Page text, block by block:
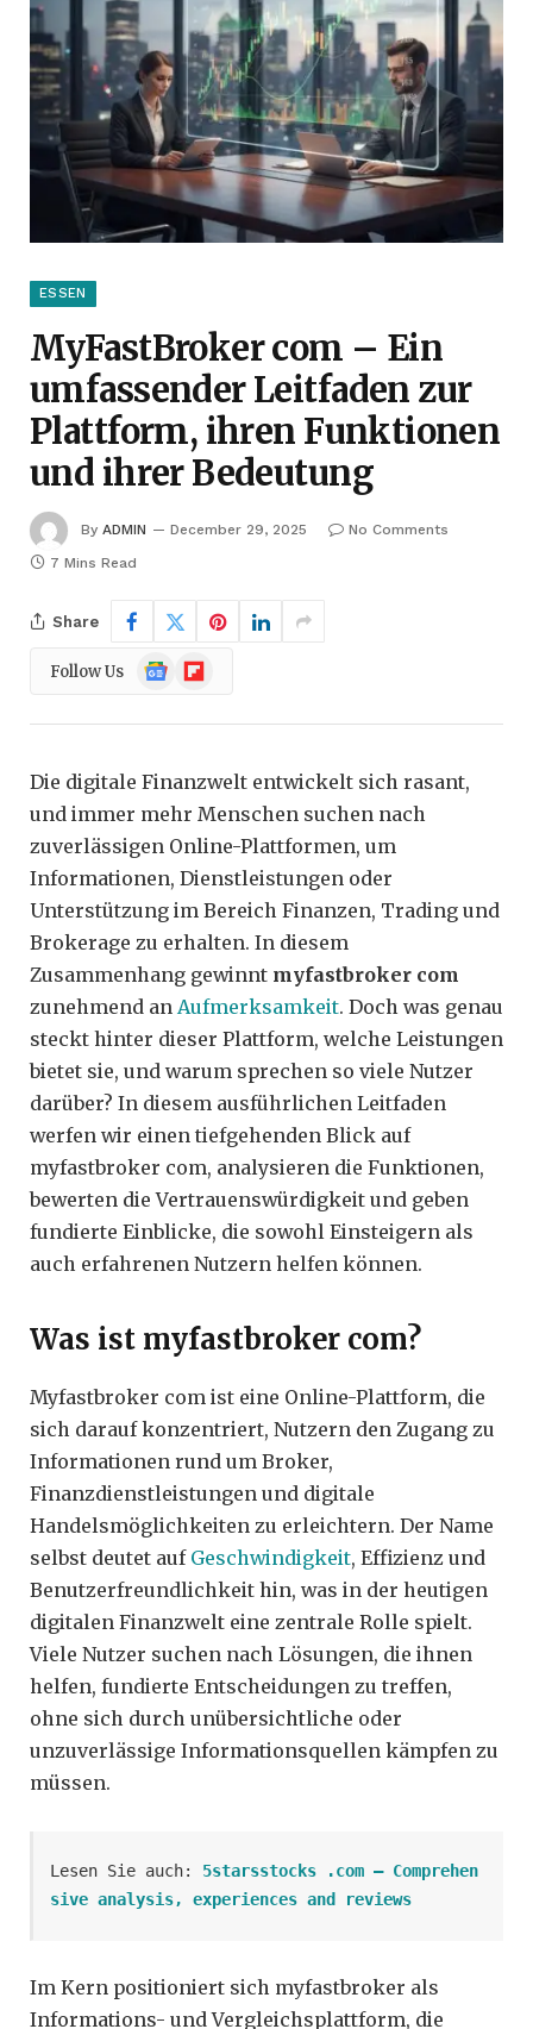
ESSEN
MyFastBroker com – Ein
umfassender Leitfaden zur
Plattform, ihren Funktionen
und ihrer Bedeutung
By ADMIN December 29, 2025
No Comments
7 Mins Read
Share
Follow Us
Google
News
Flipboard
Die digitale Finanzwelt entwickelt sich rasant,
und immer mehr Menschen suchen nach
zuverlässigen Online-Plattformen, um
Informationen, Dienstleistungen oder
Unterstützung im Bereich Finanzen, Trading und
Brokerage zu erhalten. In diesem
Zusammenhang gewinnt myfastbroker com
zunehmend an Aufmerksamkeit. Doch was genau
steckt hinter dieser Plattform, welche Leistungen
bietet sie, und warum sprechen so viele Nutzer
darüber? In diesem ausführlichen Leitfaden
werfen wir einen tiefgehenden Blick auf
myfastbroker com, analysieren die Funktionen,
bewerten die Vertrauenswürdigkeit und geben
fundierte Einblicke, die sowohl Einsteigern als
auch erfahrenen Nutzern helfen können.
Was ist myfastbroker com?
Myfastbroker com ist eine Online-Plattform, die
sich darauf konzentriert, Nutzern den Zugang zu
Informationen rund um Broker,
Finanzdienstleistungen und digitale
Handelsmöglichkeiten zu erleichtern. Der Name
selbst deutet auf Geschwindigkeit, Effizienz und
Benutzerfreundlichkeit hin, was in der heutigen
digitalen Finanzwelt eine zentrale Rolle spielt.
Viele Nutzer suchen nach Lösungen, die ihnen
helfen, fundierte Entscheidungen zu treffen,
ohne sich durch unübersichtliche oder
unzuverlässige Informationsquellen kämpfen zu
müssen.
Lesen Sie auch: 5starsstocks .com – Comprehen
sive analysis, experiences and reviews
Im Kern positioniert sich myfastbroker als
Informations- und Vergleichsplattform, die